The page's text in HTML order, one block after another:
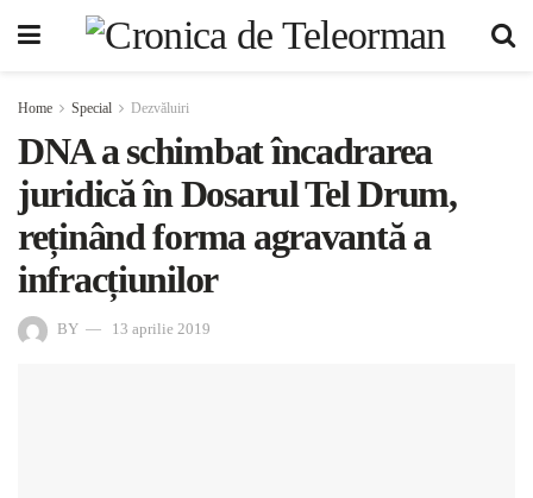
Home Special Dezvăluiri
DNA a schimbat încadrarea
juridică în Dosarul Tel Drum,
reținând forma agravantă a
infracțiunilor
BY 13 aprilie 2019